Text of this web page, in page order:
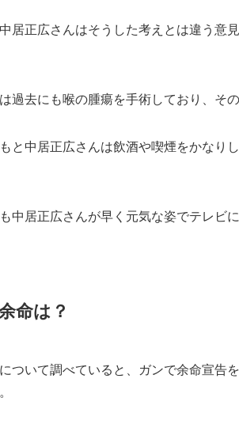
居正広さんはそうした考えとは違う意
過去にも喉の腫瘍を手術しており、そ
と中居正広さんは飲酒や喫煙をかなり
中居正広さんが早く元気な姿でテレビ
命は？
ついて調べていると、ガンで余命宣告